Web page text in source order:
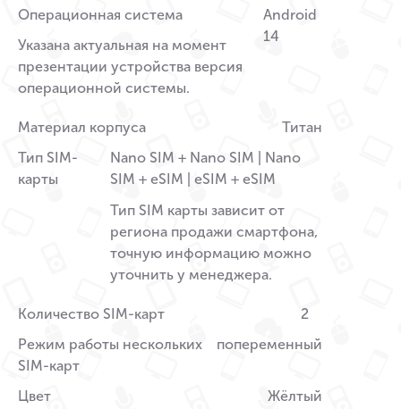
Операционная система
Указана актуальная на момент
презентации устройства версия
операционной системы.
Android
14
Материал корпуса
Титан
Тип SIM-
карты
Nano SIM + Nano SIM | Nano
SIM + eSIM | eSIM + eSIM
Тип SIM карты зависит от
региона продажи смартфона,
точную информацию можно
уточнить у менеджера.
Количество SIM-карт
2
Режим работы нескольких
SIM-карт
попеременный
Цвет
Жёлтый